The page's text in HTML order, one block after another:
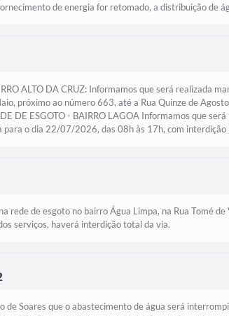
de energia for retomado, a distribuição de
ALTO DA CRUZ: Informamos que será realizada
próximo ao número 663, até a Rua Quinze de
DE ESGOTO - BAIRRO LAGOA Informamos que
o dia 22/07/2026, das 08h às 17h, com interdição
rede de esgoto no bairro Água Limpa, na Rua Tomé
serviços, haverá interdição total da via.
de Soares que o abastecimento de água será